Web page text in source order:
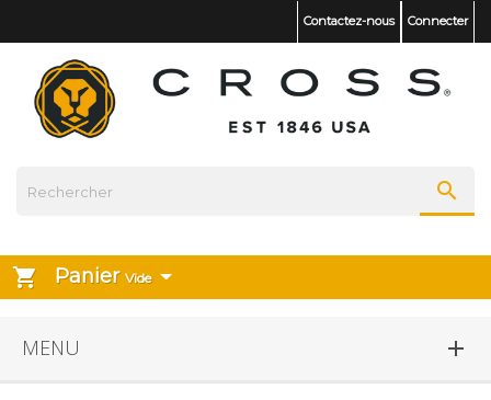
Contactez-nous Connecter

shopping_cart Panier Vide
MENU 